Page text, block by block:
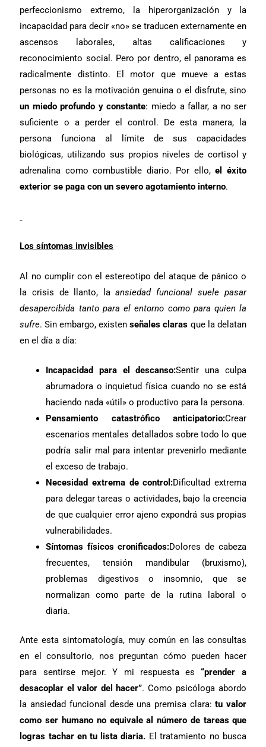
perfeccionismo extremo, la hiperorganización y la
incapacidad para decir «no» se traducen externamente en
ascensos laborales, altas calificaciones y
reconocimiento social. Pero por dentro, el panorama es
radicalmente distinto. El motor que mueve a estas
personas no es la motivación genuina o el disfrute, sino
un miedo profundo y constante: miedo a fallar, a no ser
suficiente o a perder el control. De esta manera, la
persona funciona al límite de sus capacidades
biológicas, utilizando sus propios niveles de cortisol y
adrenalina como combustible diario. Por ello,el éxito
exterior se paga con un severo agotamiento interno.
Los síntomas invisibles
Al no cumplir con el estereotipo del ataque de pánico o
la crisis de llanto, laansiedad funcional suele pasar
desapercibida tanto para el entorno como para quien la
sufre. Sin embargo, existenseñales claras que la delatan
en el día a día:
Incapacidad para el descanso:Sentir una culpa
abrumadora o inquietud física cuando no se está
haciendo nada «útil» o productivo para la persona.
Pensamiento catastrófico anticipatorio:Crear
escenarios mentales detallados sobre todo lo que
podría salir mal para intentar prevenirlo mediante
el exceso de trabajo.
Necesidad extrema de control:Dificultad extrema
para delegar tareas o actividades, bajo la creencia
de que cualquier error ajeno expondrá sus propias
vulnerabilidades.
Síntomas físicos cronificados:Dolores de cabeza
frecuentes, tensión mandibular (bruxismo),
problemas digestivos o insomnio, que se
normalizan como parte de la rutina laboral o
diaria.
Ante esta sintomatología, muy común en las consultas
en el consultorio, nos preguntan cómo pueden hacer
para sentirse mejor. Y mi respuesta es“prender a
desacoplar el valor del hacer”. Como psicóloga abordo
la ansiedad funcional desde una premisa clara:tu valor
como ser humano no equivale al número de tareas que
logras tachar en tu lista diaria. El tratamiento no busca